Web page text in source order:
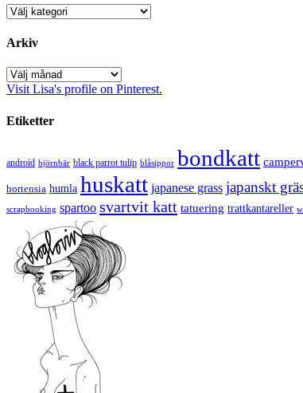
Kategorier
Arkiv
Arkiv
Visit Lisa's profile on Pinterest.
Etiketter
android björnbär black parrot tulip blåsippor bondkatt
hortensia humla huskatt japanese grass japanskt
scrapbooking spartoo svartvit katt tatuering trattkantareller